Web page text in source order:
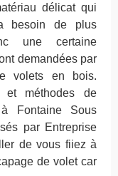
délicat qui
besoin de plus
une certaine
demandées par
volets en bois.
et méthodes de
Fontaine Sous
par Entreprise
de vous fiiez à
de volet car